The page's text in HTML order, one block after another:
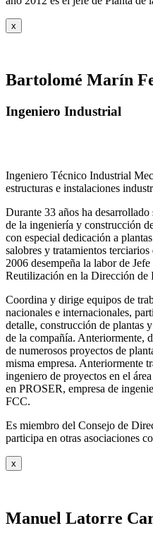
x
Bartolomé Marín
Ingeniero Industrial
Ingeniero Técnico Industrial
estructuras e instalaciones
Durante 33 años ha
de la ingeniería y construcción
con especial dedicación a
salobres y tratamientos
2006 desempeña la labor de
Reutilización en la Dirección
Coordina y dirige equipos de
nacionales e internacionales,
detalle, construcción de plantas
de la compañía. Anteriormente,
de numerosos proyectos de
misma empresa. Anteriormente
ingeniero de proyectos en el
en PROSER, empresa de
FCC.
Es miembro del Consejo de
participa en otras asociaciones
x
Manuel Latorre